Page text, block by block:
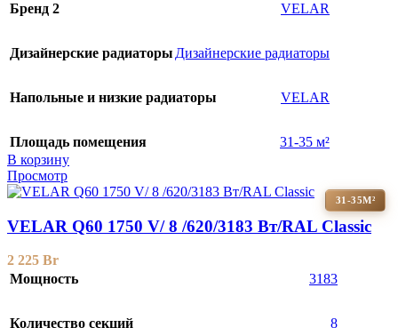
Бренд 2 VELAR
Дизайнерские радиаторы Дизайнерские радиаторы
Напольные и низкие радиаторы VELAR
Площадь помещения
31-35 м²
В корзину
Просмотр
31-35М²
VELAR Q60 1750 V/ 8 /620/3183 Вт/RAL Classic
2 225 Br
Мощность
3183
Количество секций 8